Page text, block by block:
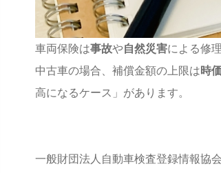
車両保険は事故や自然災害による修
中古車の場合、補償金額の上限は時
高になるケース」があります。
一般財団法人自動車検査登録情報協